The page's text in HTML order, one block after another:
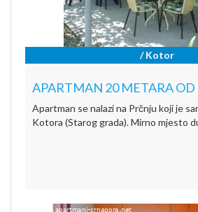
/ Kotor
APARTMAN 20 METARA
Apartman se nalazi na Prčnju koji je
Kotora (Starog grada). Mirno mjesto